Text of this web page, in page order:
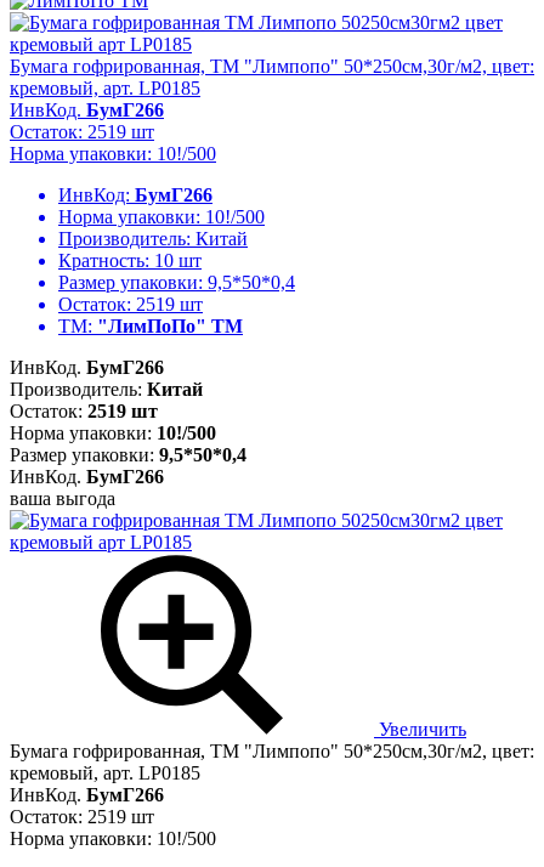
Бумага гофрированная, ТМ "Лимпопо" 50*250см,30г/м2, цвет:
кремовый, арт. LP0185
ИнвКод. БумГ266
Остаток: 2519 шт
Норма упаковки: 10!/500
ИнвКод: БумГ266
Норма упаковки: 10!/500
Производитель: Китай
Кратность: 10 шт
Размер упаковки: 9,5*50*0,4
Остаток: 2519 шт
ТМ: "ЛимПоПо" ТМ
ИнвКод. БумГ266
Производитель: Китай
Остаток: 2519 шт
Норма упаковки: 10!/500
Размер упаковки: 9,5*50*0,4
ИнвКод. БумГ266
ваша выгода
Увеличить
Бумага гофрированная, ТМ "Лимпопо" 50*250см,30г/м2, цвет:
кремовый, арт. LP0185
ИнвКод. БумГ266
Остаток: 2519 шт
Норма упаковки: 10!/500